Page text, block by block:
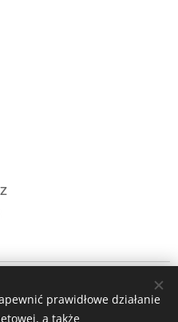
prawidłowe działanie
a także